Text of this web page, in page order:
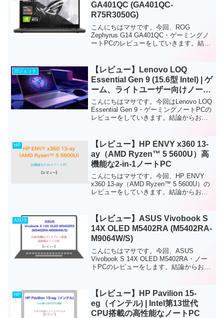
GA401QC (GA401QC-
R75R3050G)
こんにちはマサです。今回、ROG
Zephyrus G14 GA401QC・ゲーミングノ
ートPCのレビューをしていきます。結論
い、ミドルスペックゲーミングノートPC
です...
ガジェット
【レビュー】Lenovo LOQ
Essential Gen 9 (15.6型 Intel) | ゲ
ーム、ライトユーザー向けノート
PC
こんにちはマサです。今回はLenovo LOQ
Essential Gen 9・ゲーミングノートPCの
レビューをしていきます。結論からお伝
ーミングノートPCです。FP...
HP
【レビュー】HP ENVY x360 13-
ay（AMD Ryzen™ 5 5600U）高
機能な2-in-1ノートPC
こんにちはマサです。今回、HP ENVY
x360 13-ay（AMD Ryzen™ 5 5600U）の
レビューをしていきます。結論からお伝
2-in-1...
ASUS
【レビュー】ASUS Vivobook S
14X OLED M5402RA (M5402RA-
M9064W/S)
こんにちはマサです。今回、ASUS
Vivobook S 14X OLED M5402RA・ノー
トPCのレビューをします。結論からお伝
す。軽量(約1.63kg...
HP
【レビュー】HP Pavilion 15-
eg（インテル) | Intel第13世代
CPU搭載の高性能なノートPC